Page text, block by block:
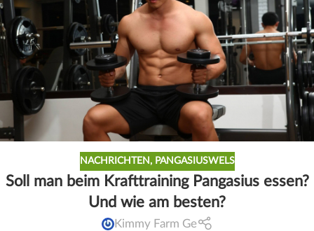
NACHRICHTEN, PANGASIUSWELS
Soll man beim Krafttraining Pangasius essen?
Und wie am besten?
Kimmy Farm Ge